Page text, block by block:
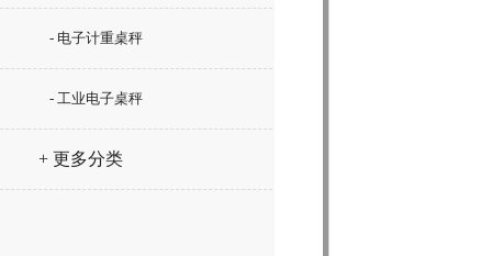
- 电子计重桌秤
- 工业电子桌秤
+ 更多分类